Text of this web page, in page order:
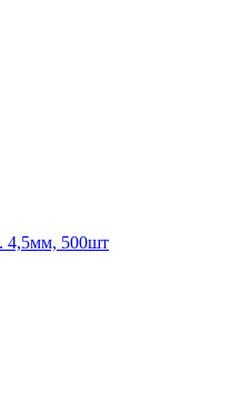
4,5мм, 500шт